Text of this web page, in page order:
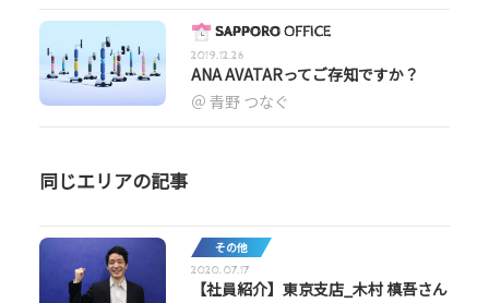
2019.12.26
ANA AVATARってご存知ですか？
青野 つなぐ
同じエリアの記事
その他
2020.07.17
【社員紹介】東京支店_木村 槙吾さん